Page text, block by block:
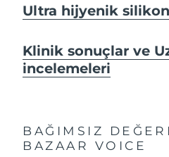
Ultra hijyenik silikon
Klinik sonuçlar ve
incelemeleri
BAĞIMSIZ
BAZAAR VOICE